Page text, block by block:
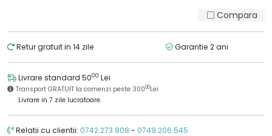
Compara
Retur gratuit in 14 zile Garantie 2 ani
Livrare standard 5000 Lei
Transport GRATUIT la comenzi peste 30000Lei
Livrare in 7 zile lucratoare.
Relatii cu clientii: 0742.273.808 - 0749.206.545